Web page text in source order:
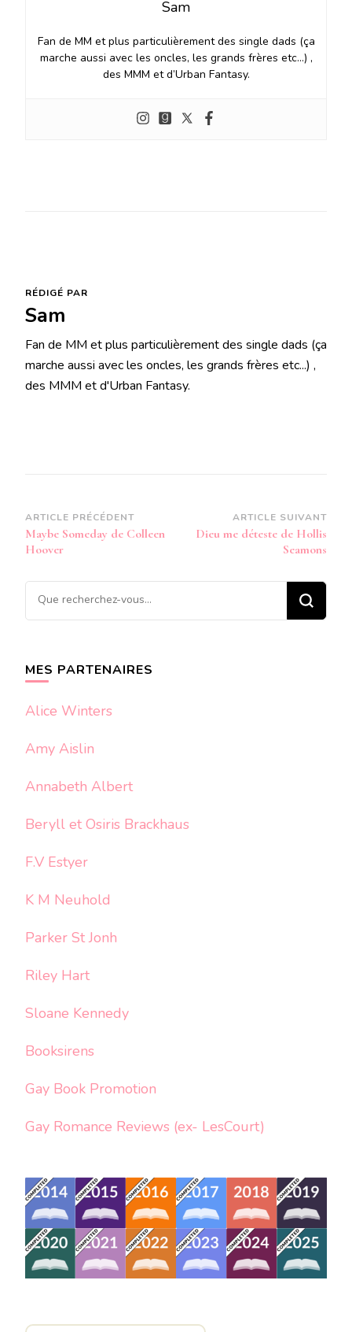
Sam
Fan de MM et plus particulièrement des single dads (ça
marche aussi avec les oncles, les grands frères etc…) ,
des MMM et d’Urban Fantasy.
RÉDIGÉ PAR
Sam
Fan de MM et plus particulièrement des single dads (ça
marche aussi avec les oncles, les grands frères etc...) ,
des MMM et d'Urban Fantasy.
Navigation
d’article
ARTICLE PRÉCÉDENT
Maybe Someday de Colleen
Hoover
ARTICLE SUIVANT
Dieu me déteste de Hollis
Seamons
Vous
recherchiez
MES PARTENAIRES
Alice Winters
Amy Aislin
Annabeth Albert
Beryll et Osiris Brackhaus
F.V Estyer
K M Neuhold
Parker St Jonh
Riley Hart
Sloane Kennedy
Booksirens
Gay Book Promotion
Gay Romance Reviews (ex- LesCourt)